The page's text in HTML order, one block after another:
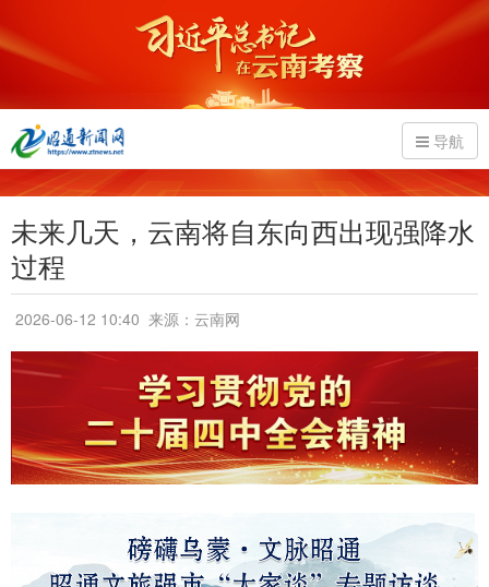
导航
未来几天，云南将自东向西出现强降水
过程
2026-06-12 10:40 来源：云南网